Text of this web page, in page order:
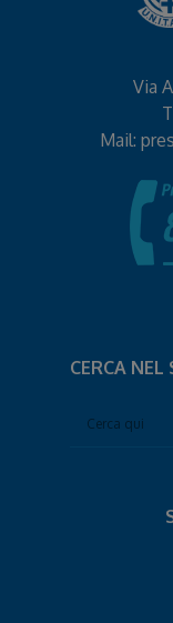
Via
Mail:
CERCA NEL